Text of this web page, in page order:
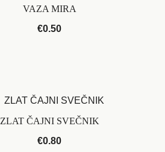
VAZA MIRA
€0.50
ZLAT ČAJNI SVEČNIK
€0.80